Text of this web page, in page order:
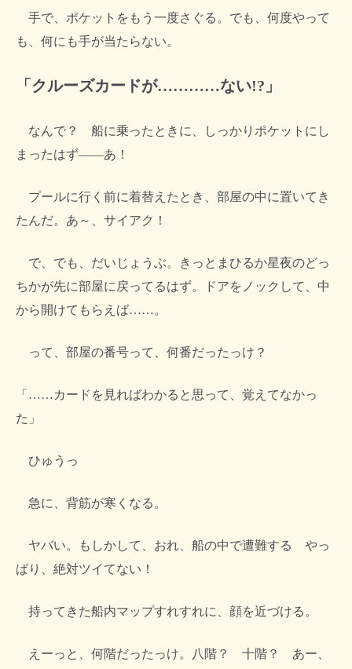
手で、ポケットをもう一度さぐる。でも、何度やって
も、何にも手が当たらない。
「クルーズカードが…………ない!?」
なんで？ 船に乗ったときに、しっかりポケットにし
まったはず――あ！
プールに行く前に着替えたとき、部屋の中に置いてき
たんだ。あ～、サイアク！
で、でも、だいじょうぶ。きっとまひるか星夜のどっ
ちかが先に部屋に戻ってるはず。ドアをノックして、中
から開けてもらえば……。
って、部屋の番号って、何番だったっけ？
「……カードを見ればわかると思って、覚えてなかっ
た」
ひゅうっ
急に、背筋が寒くなる。
ヤバい。もしかして、おれ、船の中で遭難する やっ
ぱり、絶対ツイてない！
持ってきた船内マップすれすれに、顔を近づける。
えーっと、何階だったっけ。八階？ 十階？ あー、